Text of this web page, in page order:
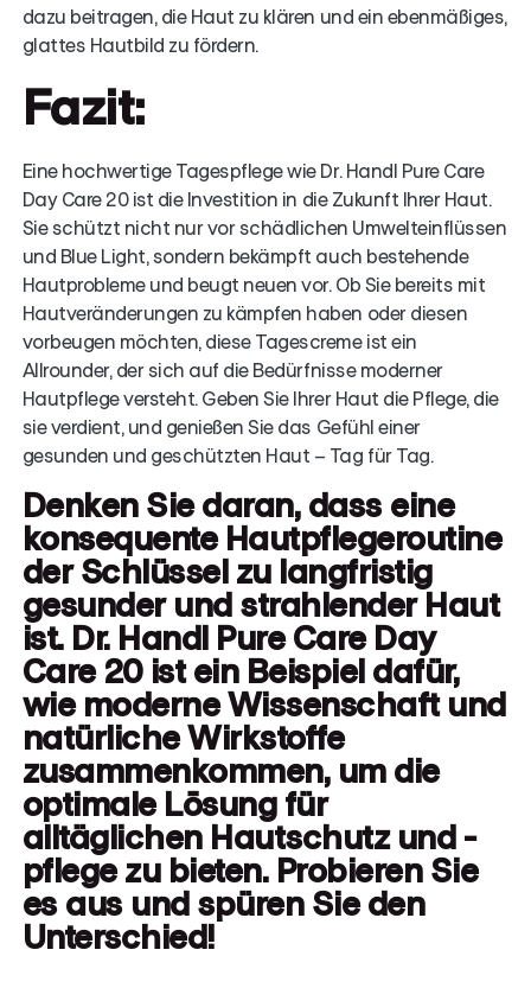
dazu beitragen, die Haut zu klären und ein ebenmäßiges,
glattes Hautbild zu fördern.
Fazit:
Eine hochwertige Tagespflege wie Dr. Handl Pure Care
Day Care 20 ist die Investition in die Zukunft Ihrer Haut.
Sie schützt nicht nur vor schädlichen Umwelteinflüssen
und Blue Light, sondern bekämpft auch bestehende
Hautprobleme und beugt neuen vor. Ob Sie bereits mit
Hautveränderungen zu kämpfen haben oder diesen
vorbeugen möchten, diese Tagescreme ist ein
Allrounder, der sich auf die Bedürfnisse moderner
Hautpflege versteht. Geben Sie Ihrer Haut die Pflege, die
sie verdient, und genießen Sie das Gefühl einer
gesunden und geschützten Haut – Tag für Tag.
Denken Sie daran, dass eine
konsequente Hautpflegeroutine
der Schlüssel zu langfristig
gesunder und strahlender Haut
ist. Dr. Handl Pure Care Day
Care 20 ist ein Beispiel dafür,
wie moderne Wissenschaft und
natürliche Wirkstoffe
zusammenkommen, um die
optimale Lösung für
alltäglichen Hautschutz und -
pflege zu bieten. Probieren Sie
es aus und spüren Sie den
Unterschied!